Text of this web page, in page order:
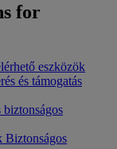
for
eszközök
és támogatás
biztonságos
Biztonságos